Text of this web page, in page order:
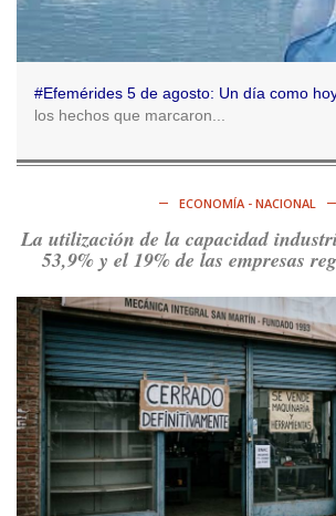
@consensopatagon
RT @caortega64:https://t.co/
Consenso Patagónico
derechos y por su organización. Hoy lo
Consenso Patagónico
@consensopatagon
RT@caortega64: A#50AñosDelGolpe, la
presente y es futuro.https://t.co/
Consenso Patagónico
@consensopatagon
#Efemérides 5 de agosto: Un día como
los hechos que marcaron...
ECONOMÍA - NACIONAL
La utilización de la capacidad
53,9% y el 19% de las empresas